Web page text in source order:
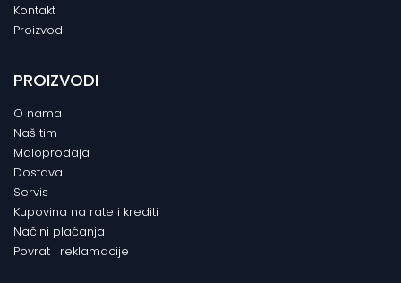
Kontakt
Proizvodi
PROIZVODI
O nama
Naš tim
Maloprodaja
Dostava
Servis
Kupovina na rate i krediti
Načini plaćanja
Povrat i reklamacije